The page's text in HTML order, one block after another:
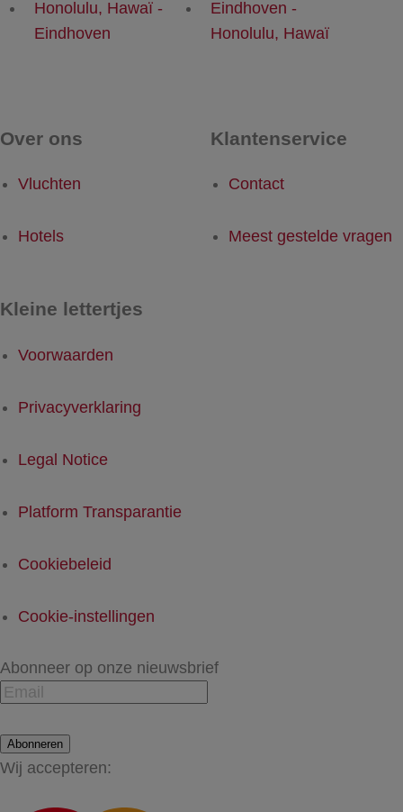
Honolulu, Hawaï -
Eindhoven
Eindhoven -
Honolulu, Hawaï
Over ons
Vluchten
Hotels
Klantenservice
Contact
Meest gestelde vragen
Kleine lettertjes
Voorwaarden
Privacyverklaring
Legal Notice
Platform Transparantie
Cookiebeleid
Cookie-instellingen
Abonneer op onze nieuwsbrief
Abonneren
Wij accepteren: